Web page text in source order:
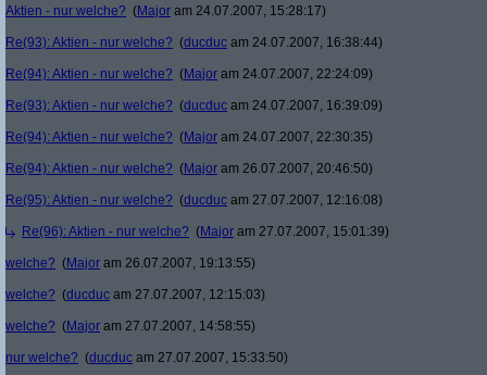
Aktien - nur welche? (Major am 24.07.2007, 15:28:17)
Re(93): Aktien - nur welche? (ducduc am 24.07.2007, 16:38:44)
Re(94): Aktien - nur welche? (Major am 24.07.2007, 22:24:09)
Re(93): Aktien - nur welche? (ducduc am 24.07.2007, 16:39:09)
Re(94): Aktien - nur welche? (Major am 24.07.2007, 22:30:35)
Re(94): Aktien - nur welche? (Major am 26.07.2007, 20:46:50)
Re(95): Aktien - nur welche? (ducduc am 27.07.2007, 12:16:08)
Re(96): Aktien - nur welche? (Major am 27.07.2007, 15:01:39)
welche? (Major am 26.07.2007, 19:13:55)
welche? (ducduc am 27.07.2007, 12:15:03)
welche? (Major am 27.07.2007, 14:58:55)
nur welche? (ducduc am 27.07.2007, 15:33:50)